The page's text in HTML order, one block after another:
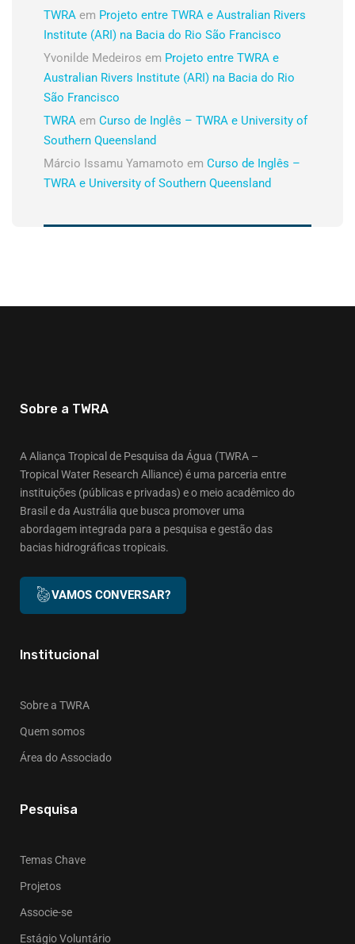
TWRA em Projeto entre TWRA e Australian Rivers
Institute (ARI) na Bacia do Rio São Francisco
Yvonilde Medeiros em Projeto entre TWRA e
Australian Rivers Institute (ARI) na Bacia do Rio
São Francisco
TWRA em Curso de Inglês – TWRA e University of
Southern Queensland
Márcio Issamu Yamamoto em Curso de Inglês –
TWRA e University of Southern Queensland
Sobre a TWRA
A Aliança Tropical de Pesquisa da Água (TWRA –
Tropical Water Research Alliance) é uma parceria entre
instituições (públicas e privadas) e o meio acadêmico do
Brasil e da Austrália que busca promover uma
abordagem integrada para a pesquisa e gestão das
bacias hidrográficas tropicais.
VAMOS CONVERSAR?
Institucional
Sobre a TWRA
Quem somos
Área do Associado
Pesquisa
Temas Chave
Projetos
Associe-se
Estágio Voluntário